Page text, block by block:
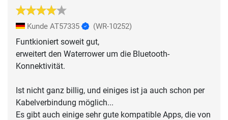
Kunde AT57335 (WR-10252)
Funtkioniert soweit gut,
erweitert den Waterrower um die Bluetooth-
Konnektivität.
Ist nicht ganz billig, und einiges ist ja auch schon per
Kabelverbindung möglich...
Es gibt auch einige sehr gute kompatible Apps, die von